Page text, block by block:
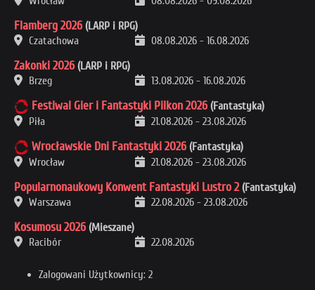
Flamberg 2026 (LARP i RPG)
Czatachowa
08.08.2026 - 16.08.2026
Zakonki 2026 (LARP i RPG)
Brzeg
13.08.2026 - 16.08.2026
Festiwal Gier i Fantastyki Pilkon 2026 (Fantastyka)
Piła
21.08.2026 - 23.08.2026
Wrocławskie Dni Fantastyki 2026 (Fantastyka)
Wrocław
21.08.2026 - 23.08.2026
Popularnonaukowy Konwent Fantastyki Lustro 2 (Fantastyka)
Warszawa
22.08.2026 - 23.08.2026
Kosumosu 2026 (Mieszane)
Racibór
22.08.2026
Zalogowani Użytkownicy: 2